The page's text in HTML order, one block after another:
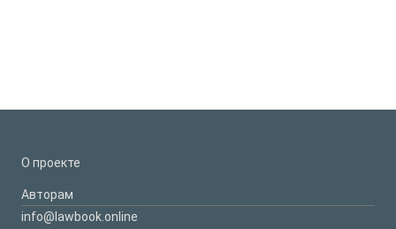
О проекте
Авторам
info@lawbook.online